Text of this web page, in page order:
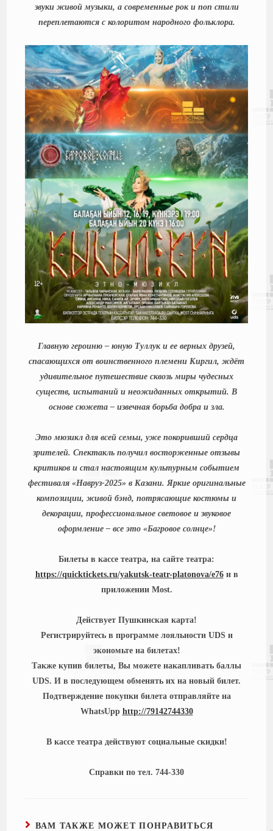
звуки живой музыки, а современные рок и поп стили
переплетаются с колоритом народного фольклора.
Главную героиню – юную Туллук и ее верных друзей,
спасающихся от воинственного племени Киргил, ждёт
удивительное путешествие сквозь миры чудесных
существ, испытаний и неожиданных открытий. В
основе сюжета – извечная борьба добра и зла.
Это мюзикл для всей семьи, уже покоривший сердца
зрителей. Спектакль получил восторженные отзывы
критиков и стал настоящим культурным событием
фестиваля «Навруз-2025» в Казани. Яркие оригинальные
композиции, живой бэнд, потрясающие костюмы и
декорации, профессиональное световое и звуковое
оформление – все это «Багровое солнце»!
Билеты в кассе театра, на сайте театра:
https://quicktickets.ru/yakutsk-teatr-platonova/e76и в
приложении Most.
Действует Пушкинская карта!
Регистрируйтесь в программе лояльности UDS и
экономьте на билетах!
Также купив билеты, Вы можете накапливать баллы
UDS. И в последующем обменять их на новый билет.
Подтверждение покупки билета отправляйте на
WhatsUpp http://79142744330
В кассе театра действуют социальные скидки!
Справки по тел. 744-330
ВАМ ТАКЖЕ МОЖЕТ ПОНРАВИТЬСЯ